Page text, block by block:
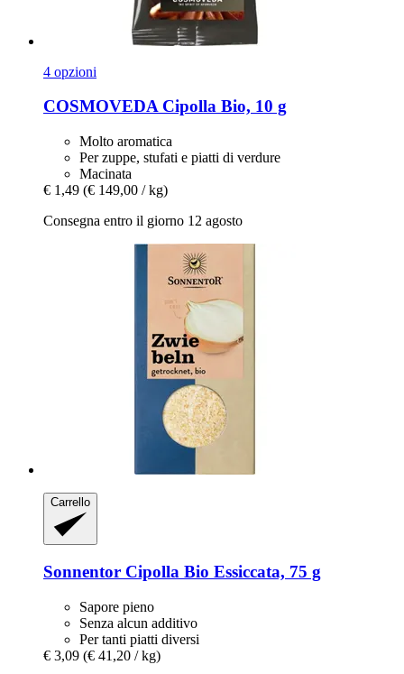
4 opzioni
COSMOVEDACipolla Bio, 10 g
Molto aromatica
Per zuppe, stufati e piatti di verdure
Macinata
€ 1,49 (€ 149,00 / kg)
Consegna entro il giorno 12 agosto
Carrello
Sonnentor Cipolla Bio Essiccata, 75 g
Sapore pieno
Senza alcun additivo
Per tanti piatti diversi
€ 3,09 (€ 41,20 / kg)